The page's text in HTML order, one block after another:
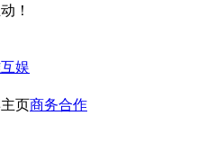
！
娱
页商务合作